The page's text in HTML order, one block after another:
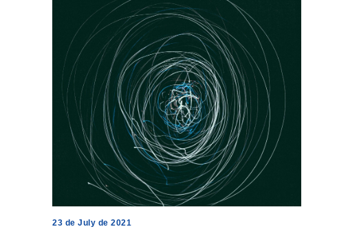
23 de July de 2021